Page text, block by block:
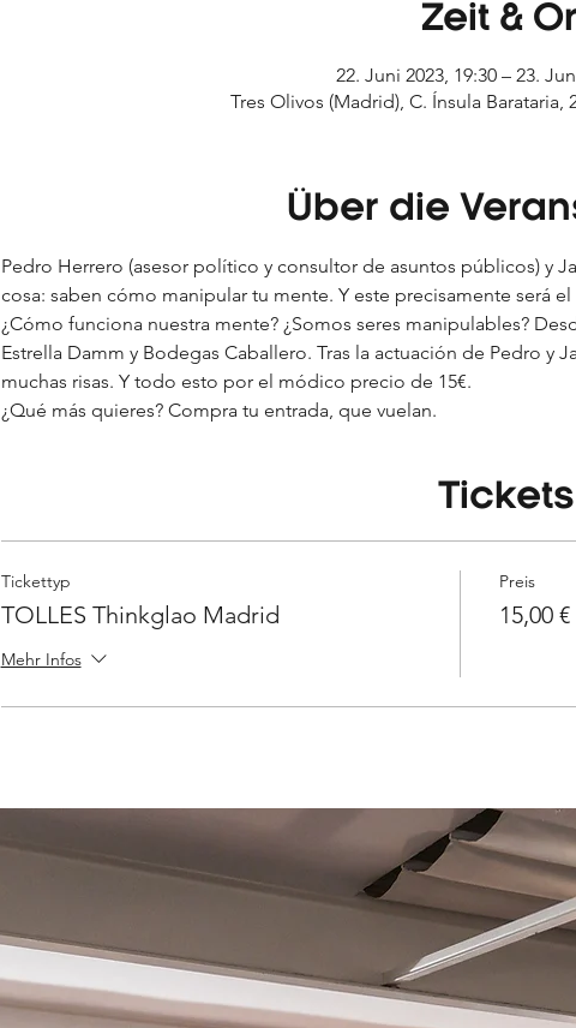
Zeit &
22. Juni 2023, 19:30 – 23.
Tres Olivos (Madrid), C. Ínsula Barataria,
Über die
Pedro Herrero (asesor político y consultor de asuntos públicos) y
cosa: saben cómo manipular tu mente. Y este precisamente será
¿Cómo funciona nuestra mente? ¿Somos seres manipulables?
Estrella Damm y Bodegas Caballero. Tras la actuación de Pedro y
muchas risas. Y todo esto por el módico precio de 15€.
¿Qué más quieres? Compra tu entrada, que vuelan.
Tickets
Tickettyp
TOLLES Thinkglao Madrid
Mehr Infos
Preis
15,00 €